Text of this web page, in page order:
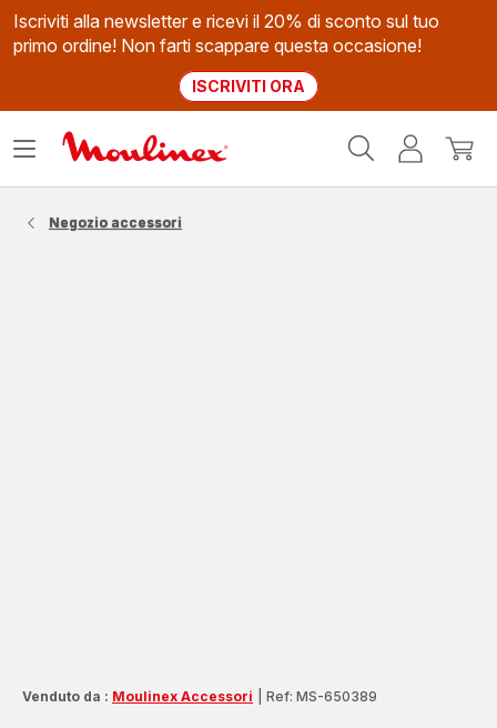
Iscriviti alla newsletter e ricevi il 20% di sconto sul tuo
primo ordine! Non farti scappare questa occasione!
ISCRIVITI ORA
Il
Apri
Negozio accessori
Venduto da : Moulinex Accessori Ref: MS-650389